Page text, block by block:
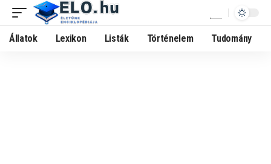
Állatok Lexikon Listák Történelem Tudomány